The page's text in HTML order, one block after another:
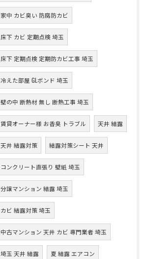
家中 カビ臭い 防腐防カビ
床下 カビ 定期点検 埼玉
床下 定期点検 定期防カビ工事 埼玉
冷えた部屋 GLボンド 埼玉
壁の中 断熱材 無し 断熱工事 埼玉
賃貸オーナー様 お香臭 トラブル 天井 結露
天井 結露対策 結露対策シート 天井
コンクリート直張り 壁紙 埼玉
分譲マンション 結露 埼玉
カビ 結露対策 埼玉
中古マンション 天井 カビ 専門業者 埼玉
埼玉 天井 結露 夏 結露 エアコン